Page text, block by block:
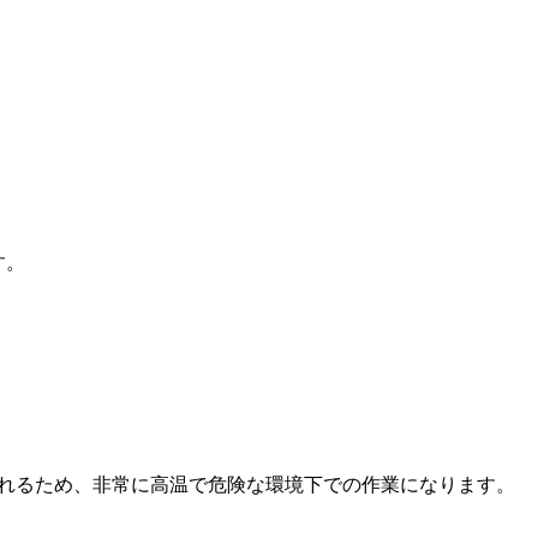
ため、非常に高温で危険な環境下での作業になります。